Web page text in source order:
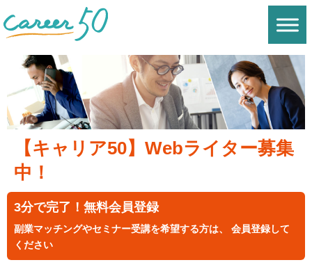
【キャリア50】Webライター募集
中！
3分で完了！無料会員登録
副業マッチングやセミナー受講を希望する方は、 会員登録して
ください